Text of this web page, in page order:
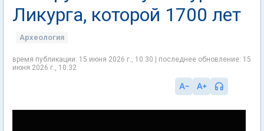
Ликурга, которой 1700 лет
Археология
время публикации: 15 июня 2026 г., 10:30 | последнее обновление: 15
июня 2026 г., 10:32